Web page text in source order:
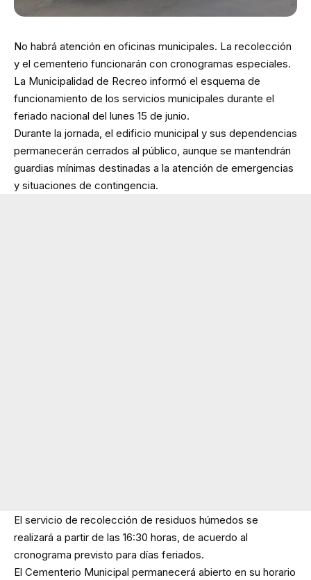
No habrá atención en oficinas municipales. La recolección
y el cementerio funcionarán con cronogramas especiales.
La Municipalidad de Recreo informó el esquema de
funcionamiento de los servicios municipales durante el
feriado nacional del lunes 15 de junio.
Durante la jornada, el edificio municipal y sus dependencias
permanecerán cerrados al público, aunque se mantendrán
guardias mínimas destinadas a la atención de emergencias
y situaciones de contingencia.
El servicio de recolección de residuos húmedos se
realizará a partir de las 16:30 horas, de acuerdo al
cronograma previsto para días feriados.
El Cementerio Municipal permanecerá abierto en su horario